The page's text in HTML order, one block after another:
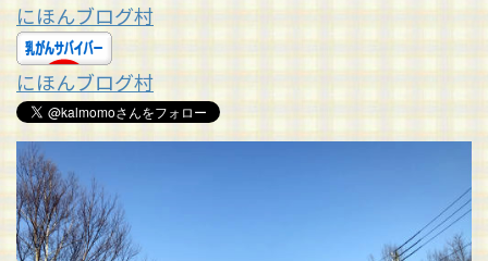
にほんブログ村
にほんブログ村